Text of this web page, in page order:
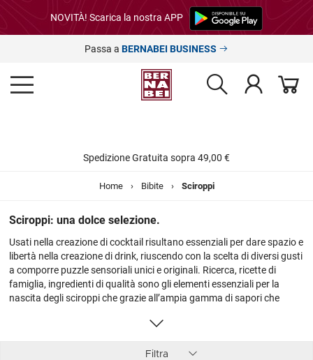
NOVITÀ! Scarica la nostra APP
Passa a BERNABEI BUSINESS
Spedizione Gratuita sopra 49,00 €
Home › Bibite › Sciroppi
Sciroppi: una dolce selezione.
Usati nella creazione di cocktail risultano essenziali per dare spazio e
libertà nella creazione di drink, riuscendo con la scelta di diversi gusti
a comporre puzzle sensoriali unici e originali. Ricerca, ricette di
famiglia, ingredienti di qualità sono gli elementi essenziali per la
nascita degli sciroppi che grazie all’ampia gamma di sapori che
Filtra